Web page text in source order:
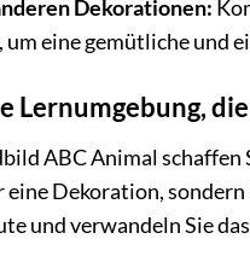
Dekorationen:
eine gemütliche und
Lernumgebung,
ABC Animal
Dekoration,
und verwandeln Sie